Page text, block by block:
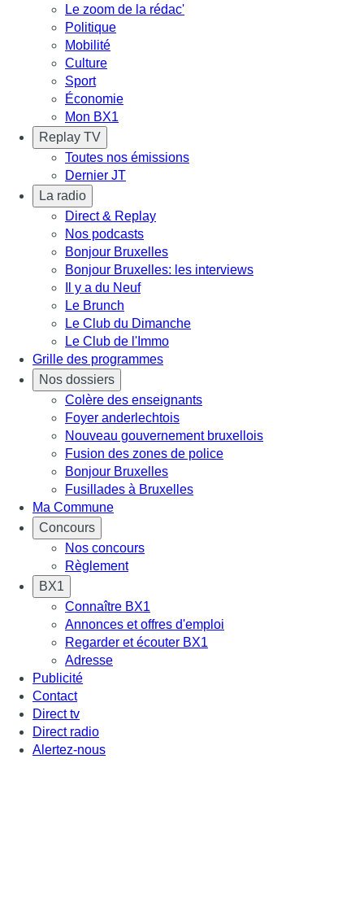
Le zoom de la rédac'
Politique
Mobilité
Culture
Sport
Économie
Mon BX1
Replay TV
Toutes nos émissions
Dernier JT
La radio
Direct & Replay
Nos podcasts
Bonjour Bruxelles
Bonjour Bruxelles: les interviews
Il y a du Neuf
Le Brunch
Le Club du Dimanche
Le Club de l'Immo
Grille des programmes
Nos dossiers
Colère des enseignants
Foyer anderlechtois
Nouveau gouvernement bruxellois
Fusion des zones de police
Bonjour Bruxelles
Fusillades à Bruxelles
Ma Commune
Concours
Nos concours
Règlement
BX1
Connaître BX1
Annonces et offres d'emploi
Regarder et écouter BX1
Adresse
Publicité
Contact
Direct tv
Direct radio
Alertez-nous